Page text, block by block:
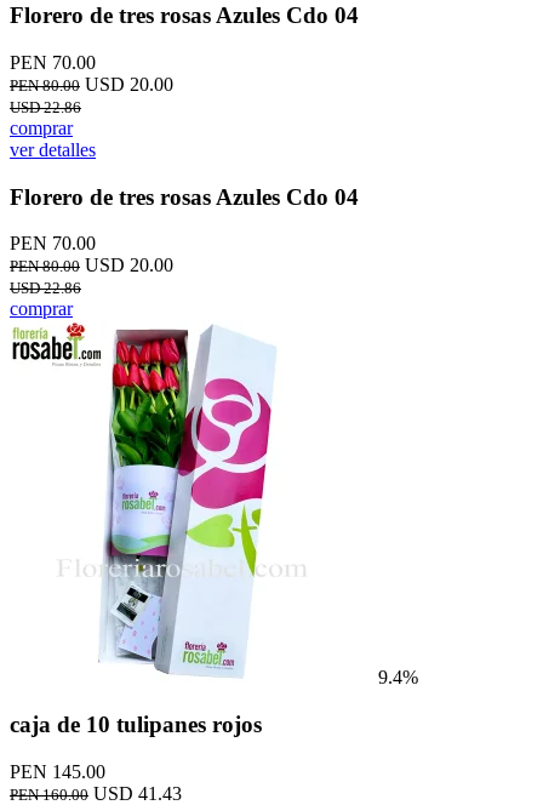
Florero de tres rosas Azules Cdo 04
PEN 70.00
PEN 80.00 USD 20.00
USD 22.86
comprar
ver detalles
Florero de tres rosas Azules Cdo 04
PEN 70.00
PEN 80.00 USD 20.00
USD 22.86
comprar
9.4%
caja de 10 tulipanes rojos
PEN 145.00
PEN 160.00 USD 41.43